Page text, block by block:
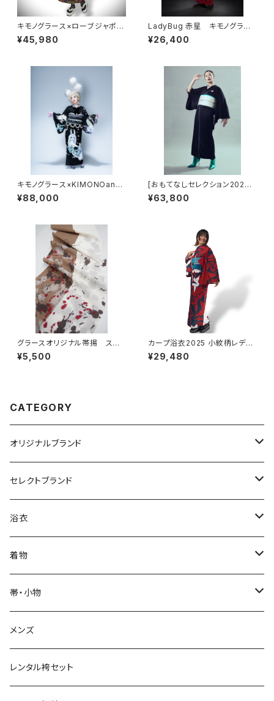
キモノグラース×ローブジャポニ
カコラボ浴衣 イグアナ ブラッ
ク レディース 麻100％
¥45,980
LadyBug 赤星 キモノグラー
ス×ローブジャポニカコラボ浴
衣 メンズ 綿100％
¥26,400
キモノグラース×KIMONOann
e.×宇野亞喜良 コラボ着物 KI
MONOanne.vol7掲載 Ribbo
¥88,000
[おもてなしセレクション2024
受賞]KIMONOanne.vol2掲
載 コラボオリジナル リフレク
¥63,800
グラースオリジナル帯揚 スプ
ラッシュ サンド ポリエステル
100％ セオα 通年
¥5,500
カープ浴衣2025 小紋柄レディ
ース 星になれ 在庫に限り速
納
¥29,480
CATEGORY
オリジナルブランド
カジュアル着物
単衣
袷
浴衣
レディース
メンズ
帯
名古屋帯
半巾帯
羽織・コート
羽織
コート
草履・下駄
草履
小物
セレクトブランド
IKS COLLECTION
JUNKO KOSHINO
撫松庵
モダンアンテナ
ROBE JAPONICA
浴衣
レディース浴衣
メンズ浴衣
球団承認カープ浴衣
サンフレッチェ広島浴衣
着物
着物
単衣
袷
羽織・コート
羽織
帯・小物
帯
名古屋帯
小物
メンズ
レンタル袴セット